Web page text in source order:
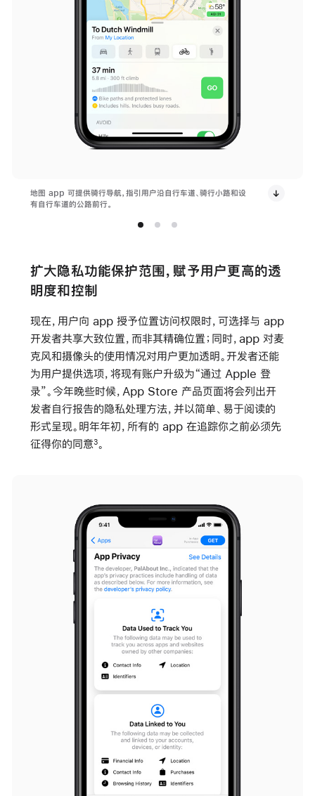
地图 app 可提供骑行导航，指引用户沿自行车道、骑行小路和设
有自行车道的公路前行。
扩大隐私功能保护范围，赋予用户更高的透
明度和控制
现在，用户向 app 授予位置访问权限时，可选择与 app
开发者共享大致位置，而非其精确位置；同时，app 对麦
克风和摄像头的使用情况对用户更加透明。开发者还能
为用户提供选项，将现有账户升级为“通过 Apple 登
录”。今年晚些时候，App Store 产品页面将会列出开
发者自行报告的隐私处理方法，并以简单、易于阅读的
形式呈现。明年年初，所有的 app 在追踪你之前必须先
征得你的同意 3。